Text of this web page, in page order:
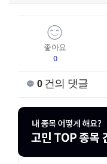
좋아요
0
0건의 댓글